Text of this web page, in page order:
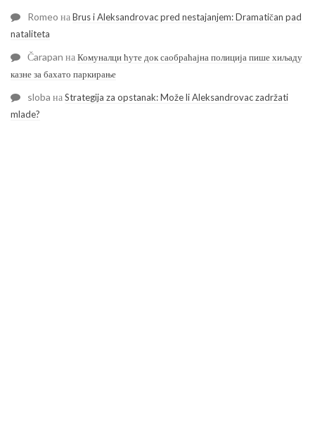
Romeo наBrus i Aleksandrovac pred nestajanjem: Dramatičan pad
nataliteta
Čarapan наКомуналци ћуте док саобраћајна полиција пише хиљаду
казне за бахато паркирање
sloba наStrategija za opstanak: Može li Aleksandrovac zadržati
mlade?